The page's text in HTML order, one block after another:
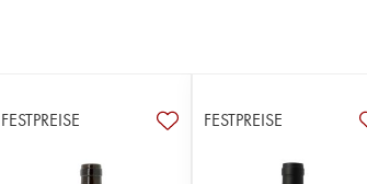
FESTPREISE FESTPREISE